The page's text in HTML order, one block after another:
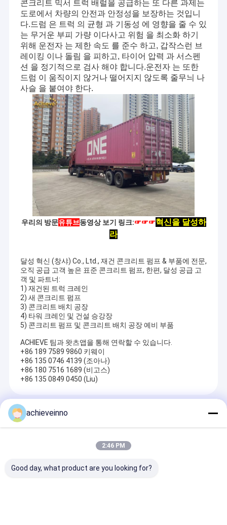
콘크리트 믹서 트럭 배럴을 공급하는 또 다른 과제는
도로에서 차량의 안전과 안정성을 보장하는 것입니
다.드럼 은 트럭 의 균형 과 기동성 에 영향을 줄 수 있
는 무거운 부피 가량 이다사고 위험 을 최소화 하기
위해 운전자 는 제한 속도 를 준수 하고, 갑작스런 브
레이킹 이나 돌림 을 피하고, 타이어 압력 과 서스펜
션 을 정기적으로 검사 해야 합니다.운전자 는 또한
드럼 이 움직이지 않거나 떨어지지 않도록 줄무늬 나
사슬 을 붙여야 한다.
우리의 방문유튜브동영상 보기 링크:☞☞☞혁신을 달성하
라
달성 혁신 (창샤) Co., Ltd., 재건 콘크리트 펌프 & 부품에 전문,
오직 공급 고객 높은 표준 콘크리트 펌프, 한편, 달성 공급 고
객 및 파트너:
1) 재건된 트럭 크레인
2) 새 콘크리트 펌프
3) 콘크리트 배치 공장
4) 타워 크레인 및 건설 승강장
5) 콘크리트 펌프 및 콘크리트 배치 공장 예비 부품
ACHIEVE 팀과 왓츠앱을 통해 연락할 수 있습니다.
+86 189 7589 9860 키웨이
+86 135 0746 4139 (조아나)
+86 180 7516 1689 (비고스)
+86 135 0849 0450 (Liu)
Recommended Products
achieveinno
2:46 PM
Good day, what product are you looking for?